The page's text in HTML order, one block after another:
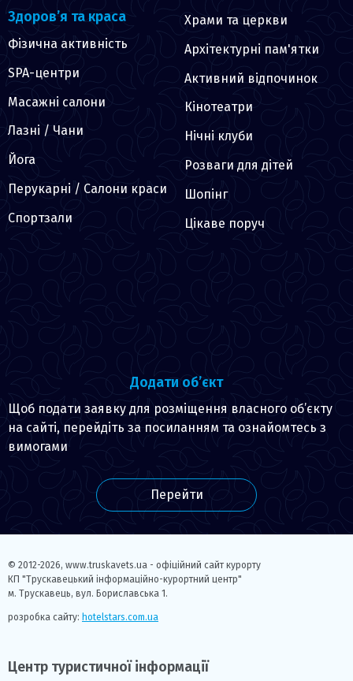
Здоров’я та краса
Фізична активність
SPA-центри
Масажні салони
Лазні / Чани
Йога
Перукарні / Салони краси
Спортзали
Храми та церкви
Архітектурні пам'ятки
Активний відпочинок
Кінотеатри
Нічні клуби
Розваги для дітей
Шопінг
Цікаве поруч
Додати об’єкт
Щоб подати заявку для розміщення власного об’єкту
на сайті, перейдіть за посиланням та ознайомтесь з
вимогами
Перейти
© 2012-2026, www.truskavets.ua - офіційний сайт курорту
КП "Трускавецький інформаційно-курортний центр"
м. Трускавець, вул. Бориславська 1.
розробка сайту: hotelstars.com.ua
Центр туристичної інформації